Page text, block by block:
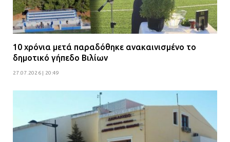
10 χρόνια μετά παραδόθηκε ανακαινισμένο το
δημοτικό γήπεδο Βιλίων
27.07.2026 | 20:49